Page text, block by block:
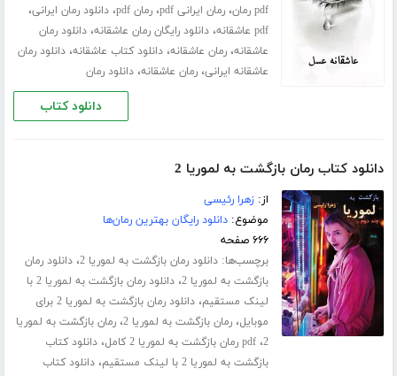
pdf رمان
،رمان ایرانی pdf ،رمان pdf ،دانلود رمان ایرانی،
pdf عاشقانه ،دانلود رایگان رمان عاشقانه،دانلود رمان
عاشقانه،رمان عاشقانه،دانلود کتاب عاشقانه،دانلود رمان
عاشقانه ایرانی،رمان عاشقانه،دانلود رمان
دانلود کتاب
دانلود کتاب رمان بازگشت به لموریا 2
از:زهرا رئیسی
موضوع:دانلود رایگان بهترین رمان‌ها
۶۶۶ صفحه
برچسب‌ها:دانلود رمان بازگشت به لموریا 2 ،دانلود رمان
بازگشت به لموریا 2 ،
دانلود رمان بازگشت به لموریا 2 با
لینک مستقیم،
دانلود رمان بازگشت به لموریا 2 برای
موبایل،رمان بازگشت به لموریا 2 ،رمان بازگشت به لموریا
2،pdf رمان بازگشت به لموریا 2 کامل ،دانلود کتاب
بازگشت به لموریا 2 با لینک مستقیم
،دانلود کتاب